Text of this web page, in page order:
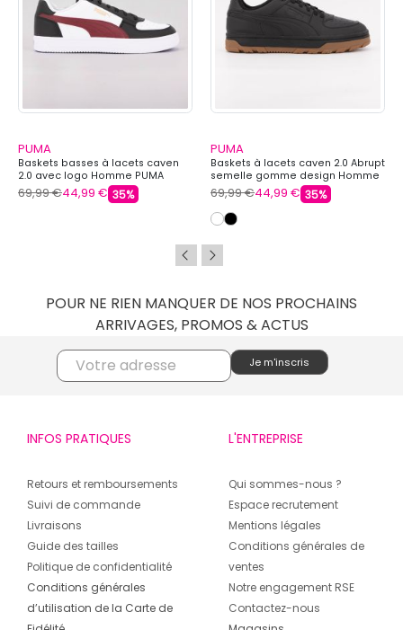
PUMA
Baskets basses à lacets caven
2.0 avec logo Homme PUMA
69,99 €44,99 € 35%
PUMA
Baskets à lacets caven 2.0 Abrupt
semelle gomme design Homme
PUMA
69,99 €44,99 € 35%
POUR NE RIEN MANQUER DE NOS PROCHAINS
ARRIVAGES, PROMOS & ACTUS
INFOS PRATIQUES
Retours et remboursements
Suivi de commande
Livraisons
Guide des tailles
Politique de confidentialité
Conditions générales
d’utilisation de la Carte de
L'ENTREPRISE
Qui sommes-nous ?
Espace recrutement
Mentions légales
Conditions générales de
ventes
Notre engagement RSE
Contactez-nous